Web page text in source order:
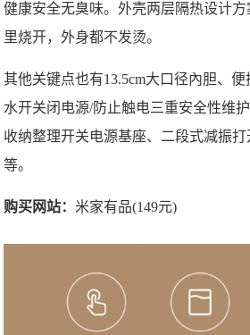
健康安全无臭味。外壳两层隔热设计
里烧开，外身都不发烫。
其他关键点也有13.5cm大口径內胆、
水开关闭电源/防止触电三重安全性维
收纳整理开关电源基座、二段式减振
等。
购买网站： 米家有品(149元)